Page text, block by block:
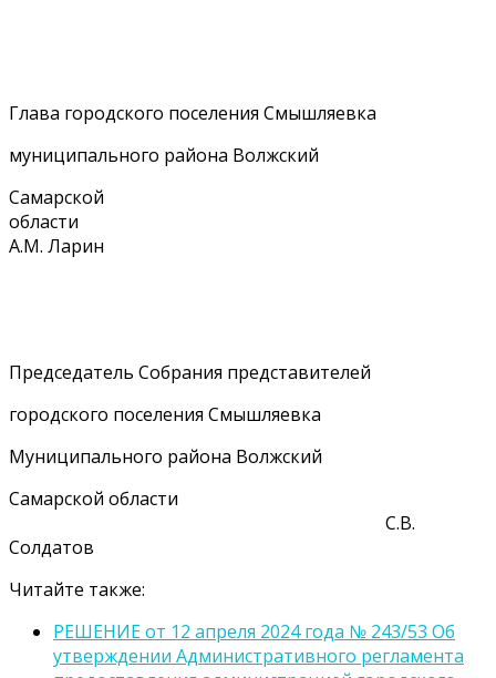
Глава городского поселения Смышляевка
муниципального района Волжский
Самарской
области
А.М. Ларин
Председатель Собрания представителей
городского поселения Смышляевка
Муниципального района Волжский
Самарской области
С.В.
Солдатов
Читайте также:
РЕШЕНИЕ от 12 апреля 2024 года № 243/53 Об
утверждении Административного регламента